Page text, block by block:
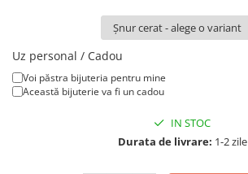
Colier / Pandantiv
Cercei
Set bijuterii
Brățară
Uz personal / Cadou
Voi păstra bijuteria pentru mine
Această bijuterie va fi un cadou
IN STOC
Durata de livrare: 1-2 zile